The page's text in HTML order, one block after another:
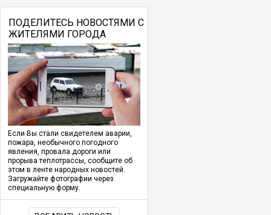
ПОДЕЛИТЕСЬ НОВОСТЯМИ С
ЖИТЕЛЯМИ ГОРОДА
Если Вы стали свидетелем аварии,
пожара, необычного погодного
явления, провала дороги или
прорыва теплотрассы, сообщите об
этом в ленте народных новостей.
Загружайте фотографии через
специальную форму.